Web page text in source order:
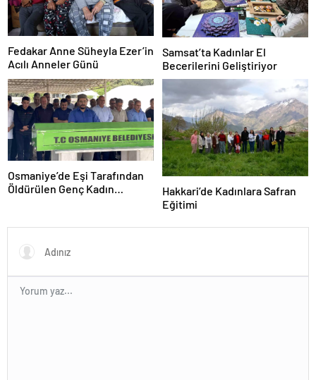
Fedakar Anne Süheyla Ezer’in
Acılı Anneler Günü
Samsat’ta Kadınlar El
Becerilerini Geliştiriyor
Osmaniye’de Eşi Tarafından
Öldürülen Genç Kadın
Hakkari’de Kadınlara Safran
Eğitimi